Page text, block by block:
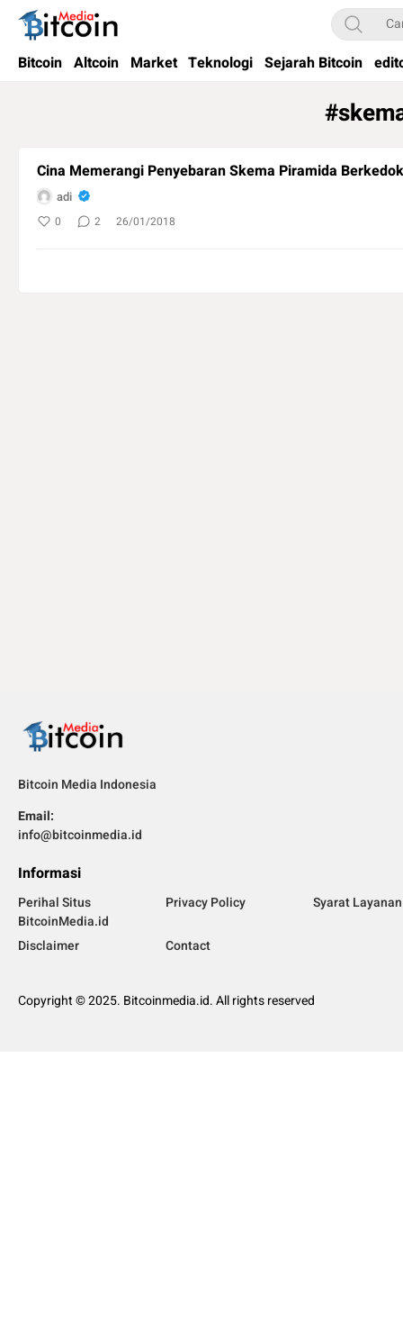
Bitcoin Media Indonesia
Media Bitcoin dan Cryptocurrency, dan Blockchain di Indonesia
Bitcoin Altcoin Market Teknologi Sejarah Bitcoin
Cina Memerangi Penyebaran Skema Piramida
adi
0 2 26/01/2018
Bitcoin Media Indonesia
Email:
info@bitcoinmedia.id
Informasi
Perihal Situs
BitcoinMedia.id
Privacy Policy Syarat Layanan
Disclaimer Contact
Copyright © 2025. Bitcoinmedia.id. All rights reserved